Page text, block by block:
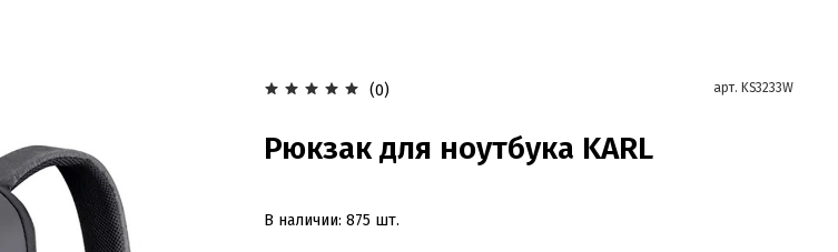
(0) арт. KS3233W
Рюкзак для ноутбука KARL
В наличии: 875 шт.